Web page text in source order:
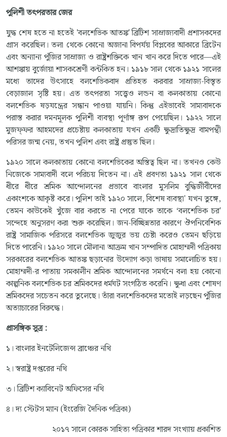
পুলিশীতৎপরতার জের
যুদ্ধ শেষ হতে না হতেই 'বলশেভিক আতঙ্ক' ব্রিটিশ সাম্রাজ্যবাদী প্রশাসকদের
গ্রাস করেছিল। তলা থেকে কোনো অজানা বিপর্যয় বিপ্লবের আকারে ব্রিটেন
এবং অন্যান্য পুঁজির সাম্রাজ্য ও রাষ্ট্রশক্তিকে খান খান করে দিতে পারে—এই
আশঙ্কায় বুর্জোয়া শাসকশ্রেণী কন্টকিত হন। ১৯১৮ সাল থেকে ১৯২১ সালের
মধ্যে তাদের উৎসাহে বলশেভিকবাদ প্রতিহত করবার সাম্রাজ্য-বিস্তৃত
বেড়াজাল সৃষ্টি হয়। এত তৎপরতা সত্ত্বেও লন্ডন বা কলকাতায় কোনো
বলশেভিক ষড়যন্ত্রের সন্ধান পাওয়া যায়নি। কিন্তু এইভাবেই সাম্যবাদকে
পরাস্ত করার দমনমূলক পুলিশী ব্যবস্থা পূর্ণাঙ্গ রূপ পেয়েছিল। ১৯২২ সালে
মুজফ্ফর আহমদের প্রচেষ্টায় কলকাতায় যখন একটি ক্ষুদ্রাতিক্ষুদ্র বামপন্থী
পরিসর জন্ম নেয়, তখন পুলিশ এবং রাষ্ট্র প্রস্তুত ছিল।
১৯২০ সালে কলকাতায় কোনো বলশেভিকের অস্তিত্ব ছিল না। তখনও কেউ
নিজেকে সাম্যবাদী বলে পরিচয় দিতেন না। এই প্রবণতা ১৯২১ সাল থেকে
ধীরে ধীরে শ্রমিক আন্দোলনের প্রভাবে বাংলার মুসলিম বুদ্ধিজীবীদের
একাংশকে আকৃষ্ট করে। পুলিশ তাই ১৯২০ সালে, বিশেষ ব্যবস্থা' যখন তুঙ্গে,
তেমন কাউকেই খুঁজে বার করতে না পেরে যাকে তাকে ‘বলশেভিক চর'
সন্দেহে অনুসরণ করা শুরু করেছিল। জন-বিচ্ছিন্নতার কারণে ঔপনিবেশিক
রাষ্ট্র সামাজিক পরিসরে বলশেভিক জুজুর ভয় চেষ্টা করেও তেমন ছড়িয়ে
দিতে পারেনি। ১৯২০ সালে মৌলানা আক্রম খান সম্পাদিত মোহাম্মদী পত্রিকায়
সরকারের বলশেভিক আতঙ্ক ছড়ানোর উদ্যোগ কড়া ভাষায় সমালোচিত হয়।
মোহাম্মদী-র পাতায় সমকালীন শ্রমিক আন্দোলনের সমর্থনে বলা হয় কোনো
কাল্পনিক বলশেভিক চর শ্রমিকদের ধর্মঘট সংগঠিত করেনি। ক্ষুধা এবং শোষণ
শ্রমিকদের সচেতন করে তুলেছে। তাঁরা বলশেভিকদের মতোই লড়ছেন পুঁজির
অত্যাচারের বিরুদ্ধে।
প্রাসঙ্গিকসুত্র:
১। বাংলার ইনটেলিজেন্স ব্রাঞ্চের নথি
২। স্বরাষ্ট্র দপ্তরের নথি
৩। ব্রিটিশ ক্যাবিনেট অফিসের নথি
৪। দ্য স্টেটস ম্যান (ইংরেজি দৈনিক পত্রিকা)
২০১৭ সালে কোরক সাহিত্য পত্রিকার শারদ সংখ্যায় প্রকাশিত